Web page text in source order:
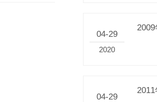
04-29
2020
04-29